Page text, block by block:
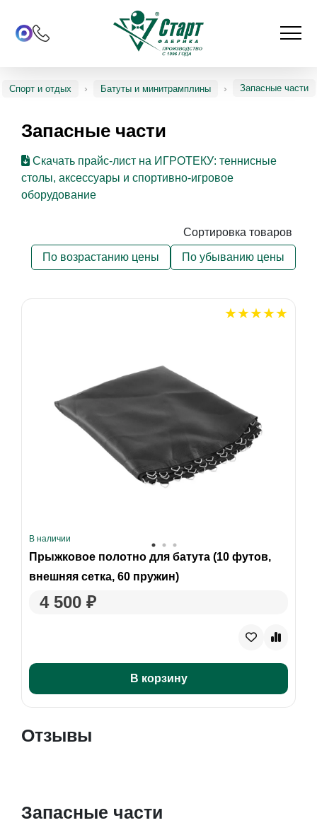
Спорт и отдых Батуты и минитрамплины Запасные части
Запасные части
Скачать прайс-лист на ИГРОТЕКУ: теннисные
столы, аксессуары и спортивно-игровое
оборудование
Сортировка товаров
По возрастанию цены По убыванию цены
В наличии
Прыжковое полотно для батута (10 футов,
внешняя сетка, 60 пружин)
4 500 ₽
В корзину
Отзывы
Запасные части